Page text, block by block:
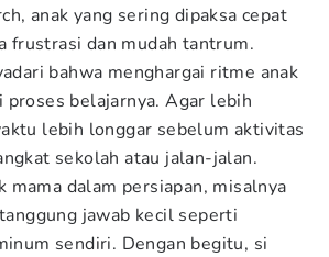
anak yang sering dipaksa cepat
frustrasi dan mudah tantrum.
bahwa menghargai ritme anak
proses belajarnya. Agar lebih
lebih longgar sebelum aktivitas
sekolah atau jalan-jalan.
mama dalam persiapan, misalnya
jawab kecil seperti
sendiri. Dengan begitu, si